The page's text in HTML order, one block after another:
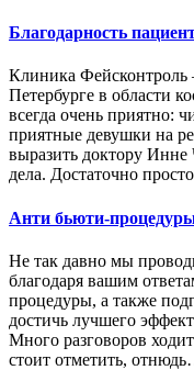
Благодарность
Клиника
Петербурге в области
всегда очень приятно:
приятные девушки на
выразить доктору Инне
дела. Достаточно
Анти бьюти-
Не так давно мы
благодаря вашим
процедуры, а также
достичь лучшего
Много разговоров
стоит отметить,